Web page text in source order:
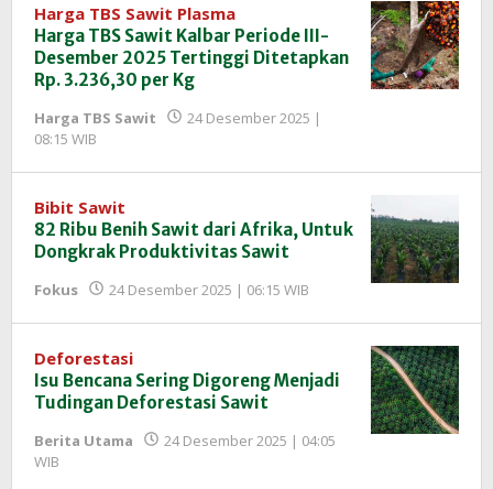
Harga TBS Sawit Plasma
Harga TBS Sawit Kalbar Periode III-
Desember 2025 Tertinggi Ditetapkan
Rp. 3.236,30 per Kg
Harga TBS Sawit
24 Desember 2025 |
08:15 WIB
InfoSAWIT
Bibit Sawit
82 Ribu Benih Sawit dari Afrika, Untuk
Dongkrak Produktivitas Sawit
Fokus 24 Desember 2025 | 06:15 WIB
InfoSAWIT
Deforestasi
Isu Bencana Sering Digoreng Menjadi
Tudingan Deforestasi Sawit
Berita Utama
24 Desember 2025 | 04:05
WIB